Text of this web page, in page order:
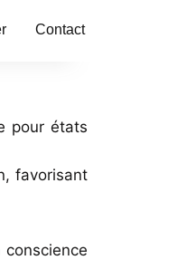
Contact
pour états
favorisant